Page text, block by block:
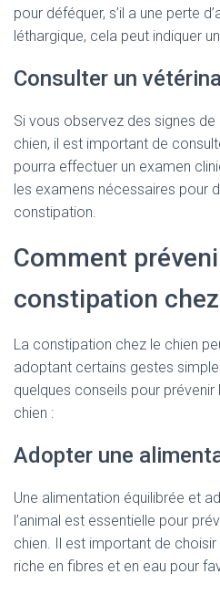
pour déféquer, s’il a une perte
léthargique, cela peut indiquer
Consulter un
Si vous observez des signes
chien, il est important de
pourra effectuer un examen
les examens nécessaires pour
constipation.
Comment
constipation
La constipation chez le chien
adoptant certains gestes
quelques conseils pour
chien :
Adopter une
Une alimentation équilibrée et
l’animal est essentielle pour
chien. Il est important de
riche en fibres et en eau pour